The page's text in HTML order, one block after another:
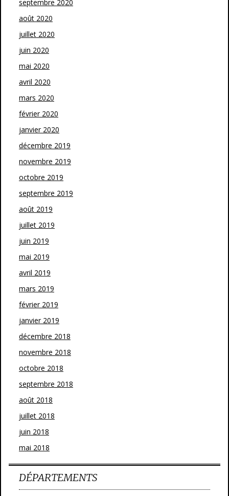
septembre 2020
août 2020
juillet 2020
juin 2020
mai 2020
avril 2020
mars 2020
février 2020
janvier 2020
décembre 2019
novembre 2019
octobre 2019
septembre 2019
août 2019
juillet 2019
juin 2019
mai 2019
avril 2019
mars 2019
février 2019
janvier 2019
décembre 2018
novembre 2018
octobre 2018
septembre 2018
août 2018
juillet 2018
juin 2018
mai 2018
DÉPARTEMENTS